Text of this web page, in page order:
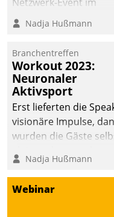
Kunden- und
statt. Zentrale Frage:
Mammutprojekte
meistern und
wuppen – bei
anspruchsvollen
Aufgaben und
abnehmendem
Nadja Hußmann
Branchentreffen
Workout 2023:
Neuronaler
Aktivsport
Erst lieferten die
visionäre Impulse,
wurden die Gäste
methodisch
Vernetzungsideen
Quartier. Dazwischen
Nadja Hußmann
Webinar